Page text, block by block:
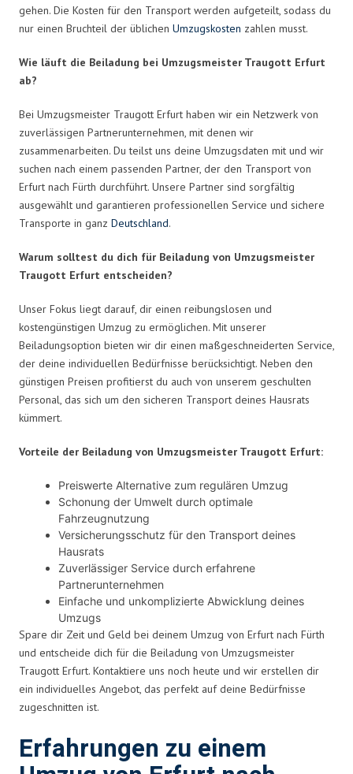
gehen. Die Kosten für den Transport werden aufgeteilt, sodass du
nur einen Bruchteil der üblichen Umzugskosten zahlen musst.
Wie läuft die Beiladung bei Umzugsmeister Traugott Erfurt
ab?
Bei Umzugsmeister Traugott Erfurt haben wir ein Netzwerk von
zuverlässigen Partnerunternehmen, mit denen wir
zusammenarbeiten. Du teilst uns deine Umzugsdaten mit und wir
suchen nach einem passenden Partner, der den Transport von
Erfurt nach Fürth durchführt. Unsere Partner sind sorgfältig
ausgewählt und garantieren professionellen Service und sichere
Transporte in ganz Deutschland.
Warum solltest du dich für Beiladung von Umzugsmeister
Traugott Erfurt entscheiden?
Unser Fokus liegt darauf, dir einen reibungslosen und
kostengünstigen Umzug zu ermöglichen. Mit unserer
Beiladungsoption bieten wir dir einen maßgeschneiderten Service,
der deine individuellen Bedürfnisse berücksichtigt. Neben den
günstigen Preisen profitierst du auch von unserem geschulten
Personal, das sich um den sicheren Transport deines Hausrats
kümmert.
Vorteile der Beiladung von Umzugsmeister Traugott Erfurt:
Preiswerte Alternative zum regulären Umzug
Schonung der Umwelt durch optimale
Fahrzeugnutzung
Versicherungsschutz für den Transport deines
Hausrats
Zuverlässiger Service durch erfahrene
Partnerunternehmen
Einfache und unkomplizierte Abwicklung deines
Umzugs
Spare dir Zeit und Geld bei deinem Umzug von Erfurt nach Fürth
und entscheide dich für die Beiladung von Umzugsmeister
Traugott Erfurt. Kontaktiere uns noch heute und wir erstellen dir
ein individuelles Angebot, das perfekt auf deine Bedürfnisse
zugeschnitten ist.
Erfahrungen zu einem